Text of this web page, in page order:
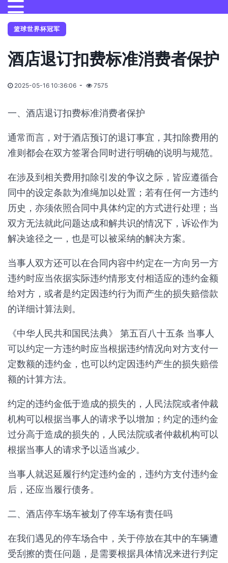
篮球世界杯冠军
酒店退订扣费标准消费者保护
2025-05-16 10:36:06 7575
一、酒店退订扣费标准消费者保护
通常而言，对于酒店预订的退订事宜，其扣除费用的
准则都会在双方签署合同时进行明确的说明与规范。
在涉及到相关费用扣除引发的争议之际，皆应遵循合
同中的设定条款为准绳加以处置；若有任何一方违约
历史，亦须依照合同中具体约定的方式进行处理；当
双方无法就此问题达成和解共识的情况下，诉讼作为
解决途径之一，也是可以被采纳的解决方案。
当事人双方还可以在合同内容中约定在一方向另一方
违约时应当依据实际违约情形支付相适应的违约金额
给对方，或者是约定因违约行为而产生的损失赔偿款
的详细计算法则。
《中华人民共和国民法典》 第五百八十五条 当事人
可以约定一方违约时应当根据违约情况向对方支付一
定数额的违约金，也可以约定因违约产生的损失赔偿
额的计算方法。
约定的违约金低于造成的损失的，人民法院或者仲裁
机构可以根据当事人的请求予以增加；约定的违约金
过分高于造成的损失的，人民法院或者仲裁机构可以
根据当事人的请求予以适当减少。
当事人就迟延履行约定违约金的，违约方支付违约金
后，还应当履行债务。
二、酒店停车场车被划了停车场有责任吗
在我们遇见的停车场合中，关于停放在其中的车辆遭
受刮擦的责任问题，是需要根据具体情况来进行判定